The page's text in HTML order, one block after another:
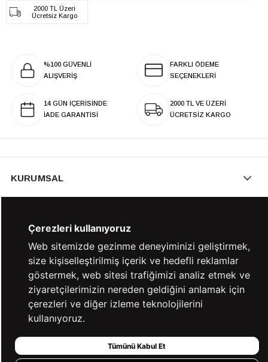
2000 TL Üzeri
Ücretsiz Kargo
%100 GÜVENLİ
ALIŞVERİŞ
FARKLI ÖDEME
SEÇENEKLERİ
14 GÜN İÇERİSİNDE
İADE GARANTİSİ
2000 TL VE ÜZERİ
ÜCRETSİZ KARGO
KURUMSAL
YARDIM
BİZE ULAŞIN
HIZLI ERİŞİM
Çerezleri kullanıyoruz
Web sitemizde gezinme deneyiminizi geliştirmek,
size kişiselleştirilmiş içerik ve hedefli reklamlar
göstermek, web sitesi trafiğimizi analiz etmek ve
ziyaretçilerimizin nereden geldiğini anlamak için
çerezleri ve diğer izleme teknolojilerini
kullanıyoruz.
Tümünü Kabul Et